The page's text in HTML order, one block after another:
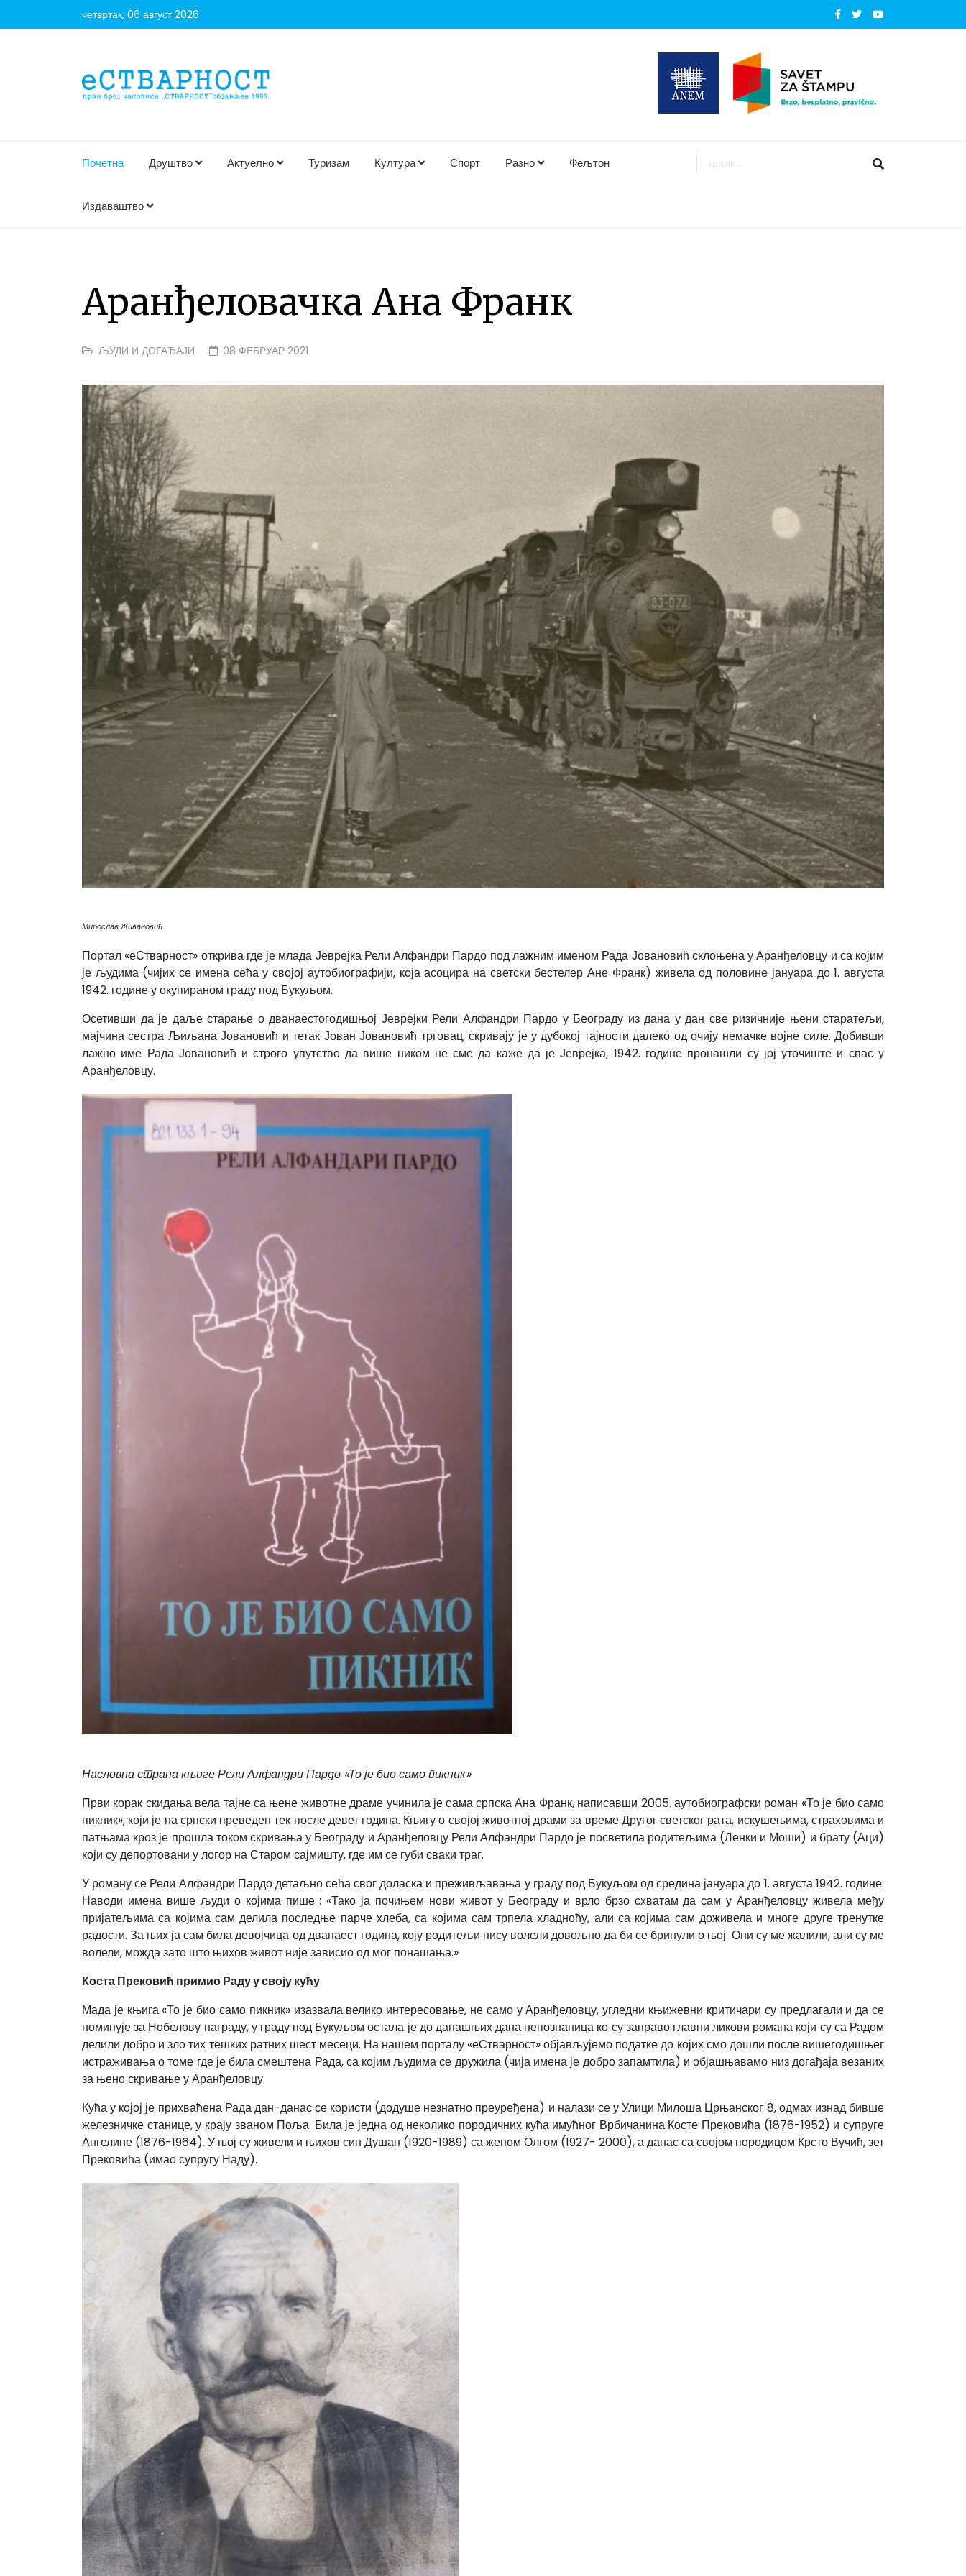
четвртак, 06 август 2026
Почетна Друштво Актуелно Туризам Култура Спорт Разно Фељтон
Издаваштво
Аранђеловачка Ана Франк
ЉУДИ И ДОГАЂАЈИ 08 ФЕБРУАР 2021
Мирослав Живановић
Портал «еСтварност» открива где је млада Јеврејка Рели Алфандри Пардо под лажним именом Рада Јовановић склоњена у Аранђеловцу и са којим
је људима (чијих се имена сећа у својој аутобиографији, која асоцира на светски бестелер Ане Франк) живела од половине јануара до 1. августа
1942. године у окупираном граду под Букуљом.
Осетивши да је даље старање о дванаестогодишњој Јеврејки Рели Алфандри Пардо у Београду из дана у дан све ризичније њени старатељи,
мајчина сестра Љиљана Јовановић и тетак Јован Јовановић трговац, скривају је у дубокој тајности далеко од очију немачке војне силе. Добивши
лажно име Рада Јовановић и строго упутство да више ником не сме да каже да је Јеврејка, 1942. године пронашли су јој уточиште и спас у
Аранђеловцу.
Насловна страна књиге Рели Алфандри Пардо «То је био само пикник»
Први корак скидања вела тајне са њене животне драме учинила је сама српска Ана Франк, написавши 2005. аутобиографски роман «То је био само
пикник», који је на српски преведен тек после девет година. Књигу о својој животној драми за време Другог светског рата, искушењима, страховима и
патњама кроз је прошла током скривања у Београду и Аранђеловцу Рели Алфандри Пардо је посветила родитељима (Ленки и Моши) и брату (Аци)
који су депортовани у логор на Старом сајмишту, где им се губи сваки траг.
У роману се Рели Алфандри Пардо детаљно сећа свог доласка и преживљавања у граду под Букуљом од средина јануара до 1. августа 1942. године.
Наводи имена више људи о којима пише : «Тако ја почињем нови живот у Београду и врло брзо схватам да сам у Аранђеловцу живела међу
пријатељима са којима сам делила последње парче хлеба, са којима сам трпела хладноћу, али са којима сам доживела и многе друге тренутке
радости. За њих ја сам била девојчица од дванаест година, коју родитељи нису волели довољно да би се бринули о њој. Они су ме жалили, али су ме
волели, можда зато што њихов живот није зависио од мог понашања.»
Коста Прековић примио Раду у своју кућу
Мада је књига «То је био само пикник» изазвала велико интересовање, не само у Аранђеловцу, угледни књижевни критичари су предлагали и да се
номинује за Нобелову награду, у граду под Букуљом остала је до данашњих дана непознаница ко су заправо главни ликови романа који су са Радом
делили добро и зло тих тешких ратних шест месеци. На нашем порталу «еСтварност» објављујемо податке до којих смо дошли после вишегодишњег
истраживања о томе где је била смештена Рада, са којим људима се дружила (чија имена је добро запамтила) и објашњавамо низ догађаја везаних
за њено скривање у Аранђеловцу.
Кућа у којој је прихваћена Рада дан-данас се користи (додуше незнатно преуређена) и налази се у Улици Милоша Црњанског 8, одмах изнад бивше
железничке станице, у крају званом Поља. Била је једна од неколико породичних кућа имућног Врбичанина Косте Прековића (1876-1952) и супруге
Ангелине (1876-1964). У њој су живели и њихов син Душан (1920-1989) са женом Олгом (1927- 2000), а данас са својом породицом Крсто Вучић, зет
Прековића (имао супругу Наду).